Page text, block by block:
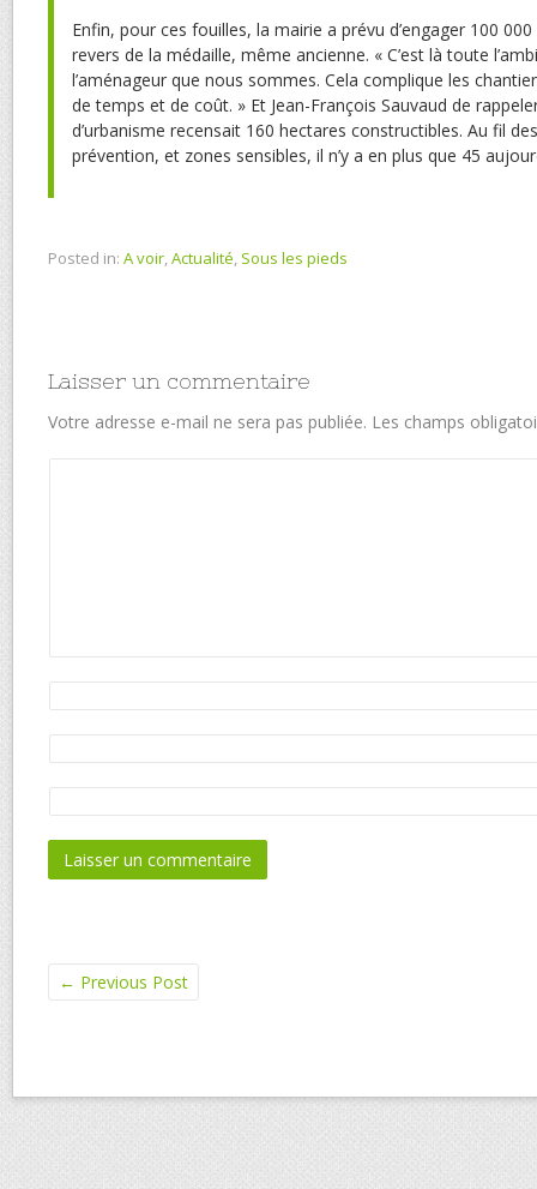
Enfin, pour ces fouilles, la mairie a prévu d’engager 100
revers de la médaille, même ancienne. « C’est là toute
l’aménageur que nous sommes. Cela complique les
de temps et de coût. » Et Jean-François Sauvaud de
d’urbanisme recensait 160 hectares constructibles. Au fil
prévention, et zones sensibles, il n’y a en plus que 45
Posted in: A voir,Actualité, Sous les pieds
Laisser un commentaire
Votre adresse e-mail ne sera pas publiée. Les champs
← Previous Post